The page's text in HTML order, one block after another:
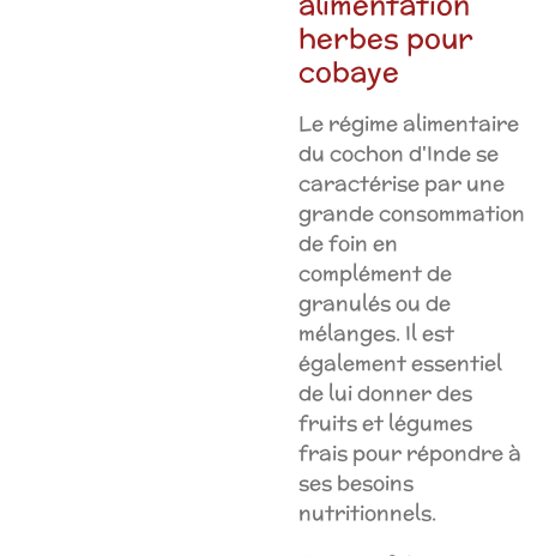
herbes pour
cobaye
Le régime alimentaire
du cochon d'Inde se
caractérise par une
grande consommation
de foin en
complément de
granulés ou de
mélanges. Il est
également essentiel
de lui donner des
fruits et légumes
frais pour répondre à
ses besoins
nutritionnels.